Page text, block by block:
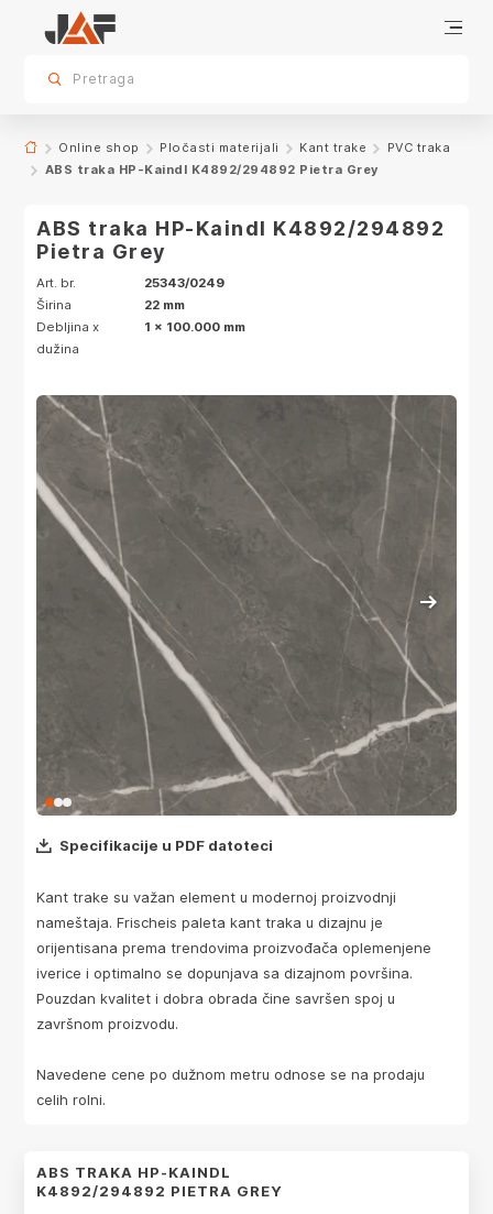
sr.skip-to.main-content
sr.skip-to.table-of-contents
sr.skip-to.main-navigation
Specifikacije
Pretraga
Online shop Pločasti materijali Kant trake
PVC traka
ABS traka HP-Kaindl K4892/294892 Pietra Grey
ABS traka HP-Kaindl K4892/294892
Pietra Grey
Art. br.
25343/0249
Širina
22 mm
Debljina x
dužina
1 x 100.000 mm
Specifikacije u PDF datoteci
Kant trake su važan element u modernoj proizvodnji
nameštaja. Frischeis paleta kant traka u dizajnu je
orijentisana prema trendovima proizvođača oplemenjene
iverice i optimalno se dopunjava sa dizajnom površina.
Pouzdan kvalitet i dobra obrada čine savršen spoj u
završnom proizvodu.
Navedene cene po dužnom metru odnose se na prodaju
celih rolni.
ABS TRAKA HP-KAINDL
K4892/294892 PIETRA GREY